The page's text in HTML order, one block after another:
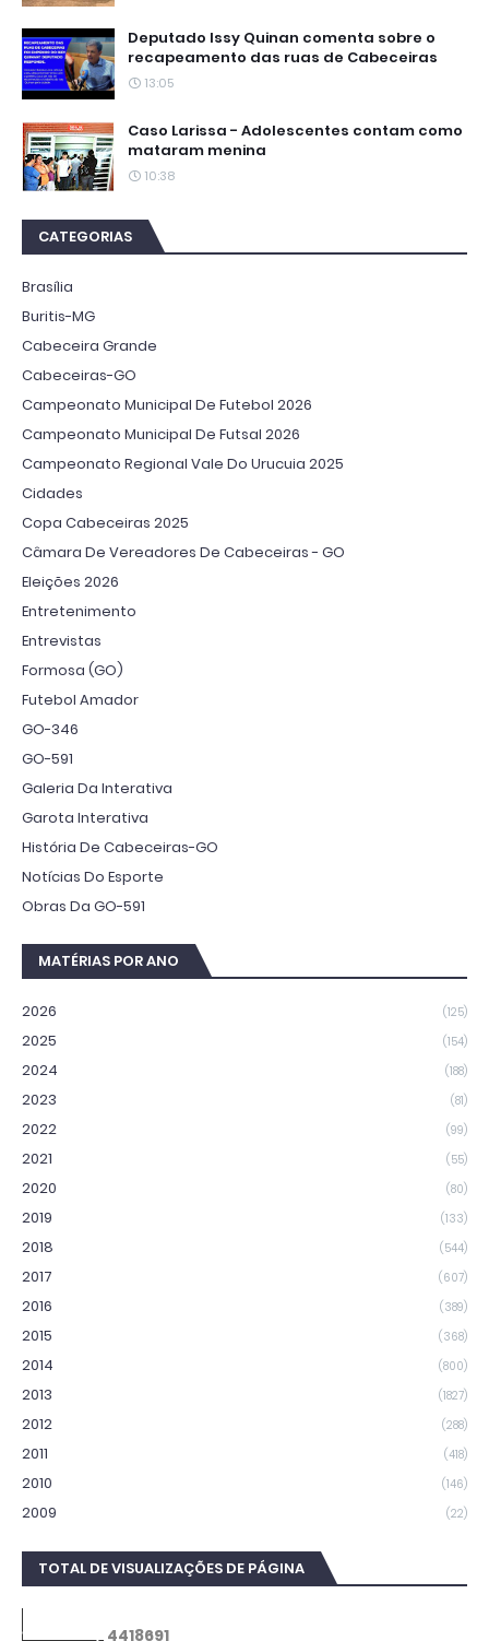
Deputado Issy Quinan comenta sobre o
recapeamento das ruas de Cabeceiras
13:05
Caso Larissa - Adolescentes contam como
mataram menina
10:38
CATEGORIAS
Brasília
Buritis-MG
Cabeceira Grande
Cabeceiras-GO
Campeonato Municipal De Futebol 2026
Campeonato Municipal De Futsal 2026
Campeonato Regional Vale Do Urucuia 2025
Cidades
Copa Cabeceiras 2025
Câmara De Vereadores De Cabeceiras - GO
Eleições 2026
Entretenimento
Entrevistas
Formosa (GO)
Futebol Amador
GO-346
GO-591
Galeria Da Interativa
Garota Interativa
História De Cabeceiras-GO
Notícias Do Esporte
Obras Da GO-591
MATÉRIAS POR ANO
2026 (125)
2025 (154)
2024 (188)
2023 (81)
2022 (99)
2021 (55)
2020 (80)
2019 (133)
2018 (544)
2017 (607)
2016 (389)
2015 (368)
2014 (800)
2013 (1827)
2012 (288)
2011 (418)
2010 (146)
2009 (22)
TOTAL DE VISUALIZAÇÕES DE PÁGINA
4418691